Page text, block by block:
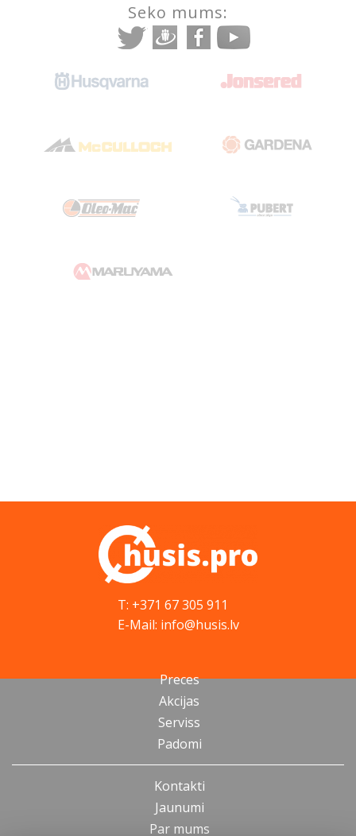
Seko mums:
T: +371 67 305 911
E-Mail: info@husis.lv
Preces
Akcijas
Serviss
Padomi
Kontakti
Jaunumi
Par mums